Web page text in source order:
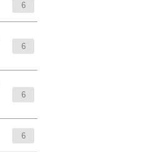
6
6
6
6